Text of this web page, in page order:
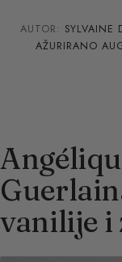
AUTOR: SYLVAINE
AŽURIRANO
vanilije i